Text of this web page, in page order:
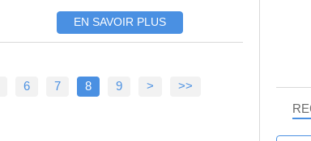
EN SAVOIR PLUS
6 7 8 9 >
>>